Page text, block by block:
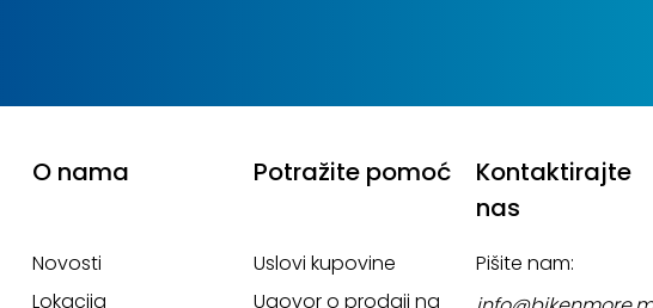
O nama
Novosti
Lokacija
Potražite pomoć
Uslovi kupovine
Ugovor o prodaji na
Kontaktirajte
nas
Pišite nam: